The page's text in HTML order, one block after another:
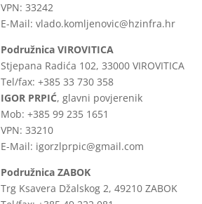
VPN: 33242
E-Mail: vlado.komljenovic@hzinfra.hr
Podružnica VIROVITICA
Stjepana Radića 102, 33000 VIROVITICA
Tel/fax: +385 33 730 358
IGOR PRPIĆ, glavni povjerenik
Mob: +385 99 235 1651
VPN: 33210
E-Mail: igorzlprpic@gmail.com
Podružnica ZABOK
Trg Ksavera Džalskog 2, 49210 ZABOK